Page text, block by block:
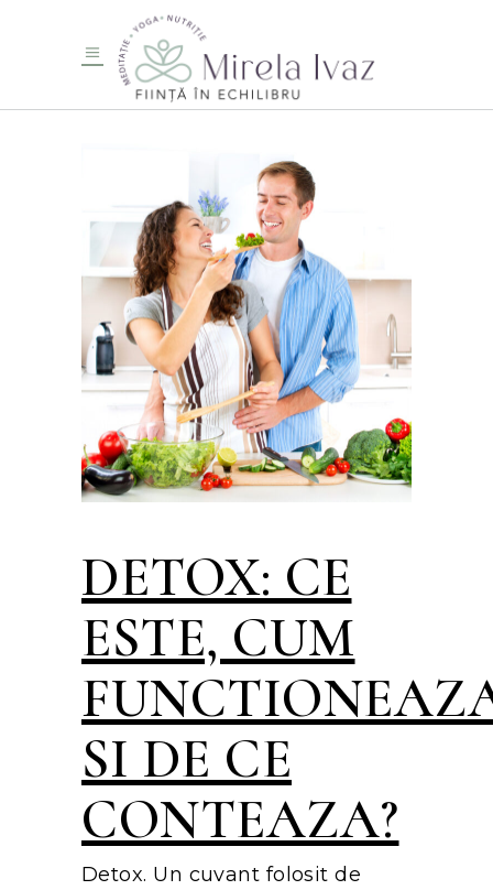
DETOX: CE
ESTE, CUM
SI DE CE
CONTEAZA?
Detox. Un cuvant folosit de